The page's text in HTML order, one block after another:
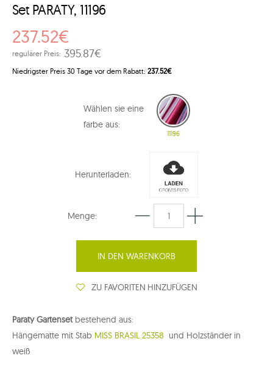
Set PARATY, 11196
237.52€
regulärer Preis: 395.87€
Niedrigster Preis 30 Tage vor dem Rabatt: 237.52€
Wählen sie eine
farbe aus:
11196
Herunterladen:
Menge:
IN DEN WARENKORB
ZU FAVORITEN HINZUFÜGEN
Paraty Gartensetbestehend aus:
Hängematte mit Stab MISS BRASIL 25358 und Holzständer in
weiß